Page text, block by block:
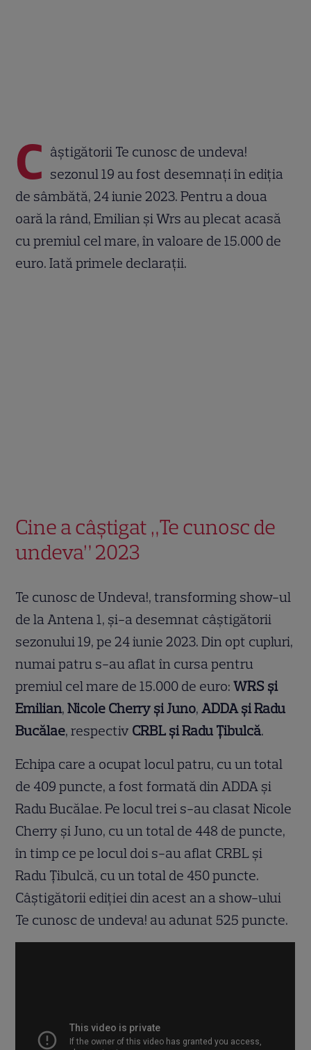
C âștigătorii Te cunosc de undeva!
sezonul 19 au fost desemnați în ediția
de sâmbătă, 24 iunie 2023. Pentru a doua
oară la rând, Emilian și Wrs au plecat acasă
cu premiul cel mare, în valoare de 15.000 de
euro. Iată primele declarații.
Cine a câștigat „Te cunosc de
undeva” 2023
Te cunosc de Undeva!, transforming show-ul
de la Antena 1, și-a desemnat câștigătorii
sezonului 19, pe 24 iunie 2023. Din opt cupluri,
numai patru s-au aflat în cursa pentru
premiul cel mare de 15.000 de euro:WRS și
Emilian,Nicole Cherry și Juno,ADDA și Radu
Bucălae, respectiv CRBL și Radu Țibulcă.
Echipa care a ocupat locul patru, cu un total
de 409 puncte, a fost formată din ADDA și
Radu Bucălae. Pe locul trei s-au clasat Nicole
Cherry și Juno, cu un total de 448 de puncte,
în timp ce pe locul doi s-au aflat CRBL și
Radu Țibulcă, cu un total de 450 puncte.
Câștigătorii ediției din acest an a show-ului
Te cunosc de undeva! au adunat 525 puncte.